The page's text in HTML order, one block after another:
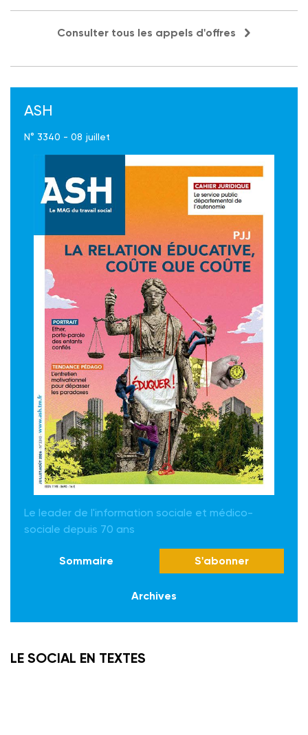
Consulter tous les appels d'offres
ASH
N° 3340 - 08 juillet
Le leader de l'information sociale et médico-
sociale depuis 70 ans
Sommaire S'abonner
Archives
LE SOCIAL EN TEXTES